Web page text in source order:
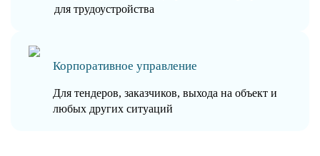
для трудоустройства
Корпоративное управление
Для тендеров, заказчиков, выхода на объект и
любых других ситуаций